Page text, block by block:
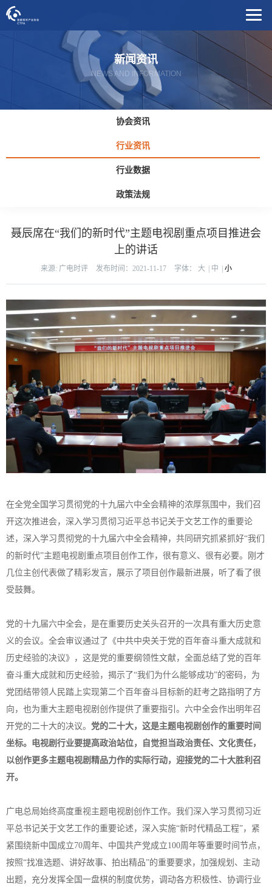
新闻资讯
NEWS AND INFORMATION
协会资讯
行业资讯
行业数据
政策法规
聂辰席在“我们的新时代”主题电视剧重点项目推进会
上的讲话
来源: 广电时评 发布时间：2021-11-17 字体： 大 中 小
在全党全国学习贯彻党的十九届六中全会精神的浓厚氛围中，我们召
开这次推进会，深入学习贯彻习近平总书记关于文艺工作的重要论
述，深入学习贯彻党的十九届六中全会精神，共同研究抓紧抓好“我们
的新时代”主题电视剧重点项目创作工作，很有意义、很有必要。刚才
几位主创代表做了精彩发言，展示了项目创作最新进展，听了看了很
受鼓舞。
党的十九届六中全会，是在重要历史关头召开的一次具有重大历史意
义的会议。全会审议通过了《中共中央关于党的百年奋斗重大成就和
历史经验的决议》，这是党的重要纲领性文献，全面总结了党的百年
奋斗重大成就和历史经验，揭示了“我们为什么能够成功”的密码，为
党团结带领人民踏上实现第二个百年奋斗目标新的赶考之路指明了方
向，也为重大主题电视剧创作提供了重要指引。六中全会作出明年召
开党的二十大的决议。 党的二十大，这是主题电视剧创作的重要时间
坐标。电视剧行业要提高政治站位，自觉担当政治责任、文化责任，
以创作更多主题电视剧精品力作的实际行动，迎接党的二十大胜利召
开。
广电总局始终高度重视主题电视剧创作工作。我们深入学习贯彻习近
平总书记关于文艺工作的重要论述，深入实施“新时代精品工程”，紧
紧围绕新中国成立70周年、中国共产党成立100周年等重要时间节点，
按照“找准选题、讲好故事、拍出精品”的重要要求，加强规划、主动
出题，充分发挥全国一盘棋的制度优势，调动各方积极性、协调行业